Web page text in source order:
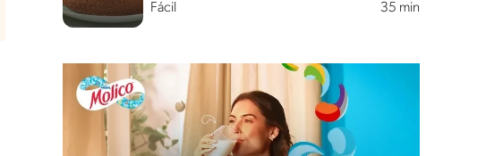
Fácil 35 min